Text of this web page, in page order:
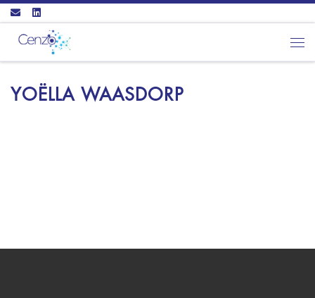
Ga naar inhoud
YOËLLA WAASDORP